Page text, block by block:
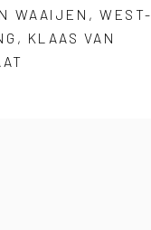
WAAIJEN ,WEST-
, KLAAS VAN